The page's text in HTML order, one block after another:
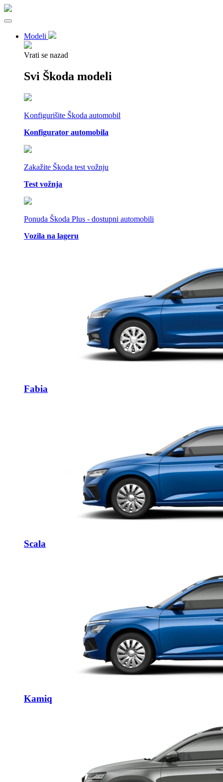
Modeli
Vrati se nazad
Svi Škoda modeli
Konfigurišite Škoda automobil
Konfigurator automobila
Zakažite Škoda test vožnju
Test vožnja
Ponuda Škoda Plus - dostupni automobili
Vozila na lageru
Fabia
Scala
Kamiq